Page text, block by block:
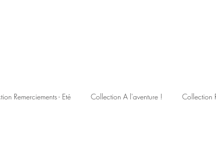
Remerciements - Eté Collection A l'aventure ! Collection